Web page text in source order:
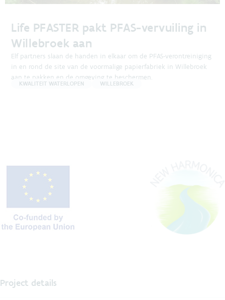
Life PFASTER pakt PFAS-vervuiling in
Willebroek aan
Elf partners slaan de handen in elkaar om de PFAS-verontreiniging
in en rond de site van de voormalige papierfabriek in Willebroek
aan te pakken en de omgeving te beschermen.
KWALITEIT WATERLOPEN WILLEBROEK
Project details